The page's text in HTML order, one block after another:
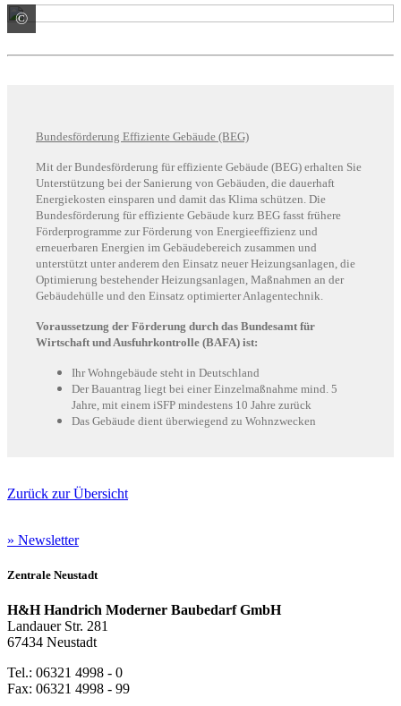
© © sdecoret / stock.adobe.com
Bundesförderung Effiziente Gebäude (BEG)
Mit der Bundesförderung für effiziente Gebäude (BEG) erhalten Sie
Unterstützung bei der Sanierung von Gebäuden, die dauerhaft
Energiekosten einsparen und damit das Klima schützen. Die
Bundesförderung für effiziente Gebäude kurz BEG fasst frühere
Förderprogramme zur Förderung von Energieeffizienz und
erneuerbaren Energien im Gebäudebereich zusammen und
unterstützt unter anderem den Einsatz neuer Heizungsanlagen, die
Optimierung bestehender Heizungsanlagen, Maßnahmen an der
Gebäudehülle und den Einsatz optimierter Anlagentechnik.
Voraussetzung der Förderung durch das Bundesamt für
Wirtschaft und Ausfuhrkontrolle (BAFA) ist:
Ihr Wohngebäude steht in Deutschland
Der Bauantrag liegt bei einer Einzelmaßnahme mind. 5
Jahre, mit einem iSFP mindestens 10 Jahre zurück
Das Gebäude dient überwiegend zu Wohnzwecken
Zurück zur Übersicht
» Newsletter
Zentrale Neustadt
H&H Handrich Moderner Baubedarf GmbH
Landauer Str. 281
67434 Neustadt
Tel.: 06321 4998 - 0
Fax: 06321 4998 - 99